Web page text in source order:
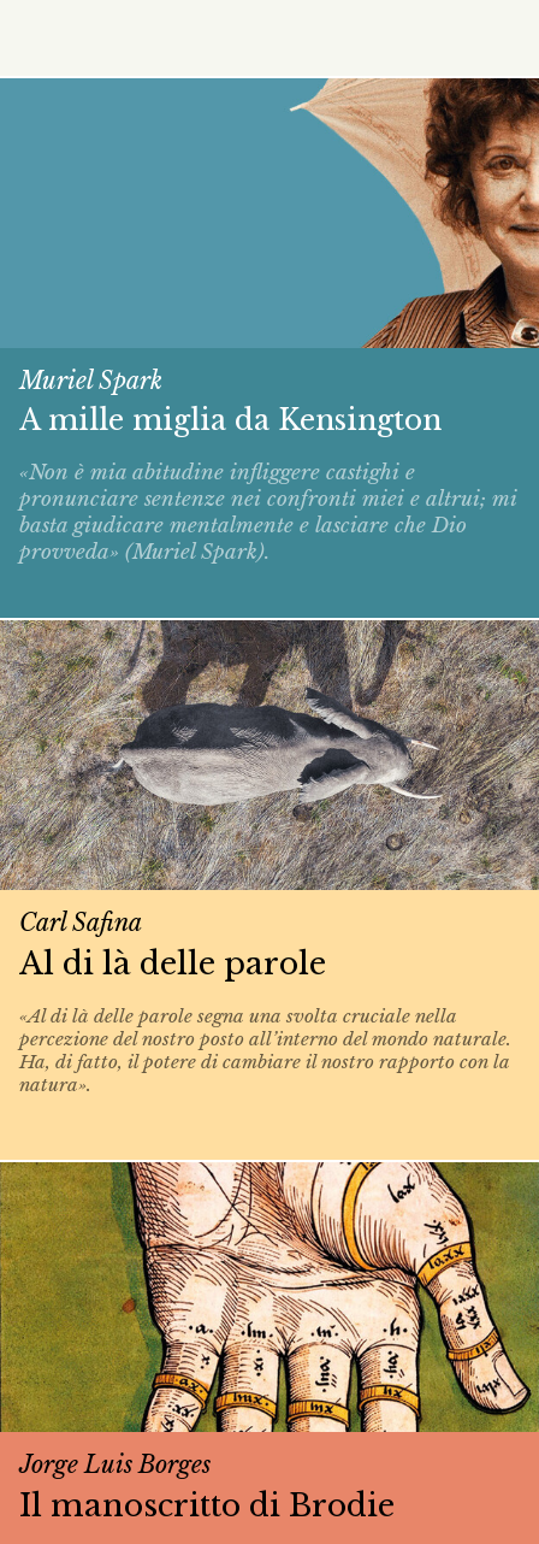
Muriel Spark
A mille miglia da Kensington
«Non è mia abitudine infliggere castighi e
pronunciare sentenze nei confronti miei e altrui; mi
basta giudicare mentalmente e lasciare che Dio
provveda» (Muriel Spark).
Carl Safina
Al di là delle parole
«Al di là delle parole segna una svolta cruciale nella
percezione del nostro posto all’interno del mondo naturale.
Ha, di fatto, il potere di cambiare il nostro rapporto con la
natura».
Jorge Luis Borges
Il manoscritto di Brodie